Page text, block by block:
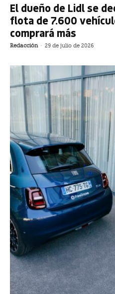
El dueño de Lidl se
flota de 7.600
comprará más
Redacción - 29 de julio de 2026